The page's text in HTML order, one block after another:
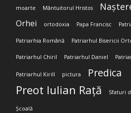
moarte Mântuitorul Hristos
Orhei ortodoxia Papa Francisc
Patriarhia Română Patriarhul Bisericii
Patriarhul Chiril Patriarhul Daniel
Patriarhul Kirill pictura Predica
Preot Iulian Rață Sfaturi
Școală